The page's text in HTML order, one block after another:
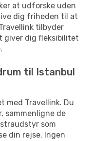
at udforske uden
dig friheden til at
tilbyder
giver dig fleksibilitet
til Istanbul
med Travellink. Du
sammenligne de
som
din rejse. Ingen